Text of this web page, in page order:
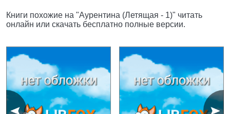
Книги похожие на "Аурентина (Летящая - 1)" читать
онлайн или скачать бесплатно полные версии.